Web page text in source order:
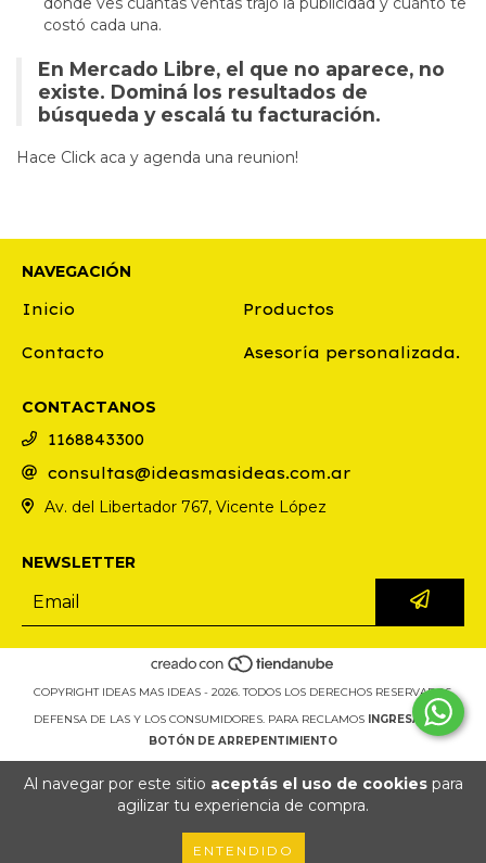
Al navegar por este sitio aceptás el uso de cookiespara
agilizar tu experiencia de compra.
ENTENDIDO
costó cada una.
En Mercado Libre, el que no aparece, no
existe. Dominá los resultados de
búsqueda y escalá tu facturación.
Hace Click aca y agenda una reunion!
NAVEGACIÓN
Inicio
Productos
Contacto Asesoría personalizada.
CONTACTANOS
1168843300
consultas@ideasmasideas.com.ar
Av. del Libertador 767, Vicente López
NEWSLETTER
COPYRIGHT IDEAS MAS IDEAS - 2026. TODOS LOS DERECHOS RESERVADOS.
DEFENSA DE LAS Y LOS CONSUMIDORES. PARA RECLAMOS INGRESÁ ACÁ.
BOTÓN DE ARREPENTIMIENTO